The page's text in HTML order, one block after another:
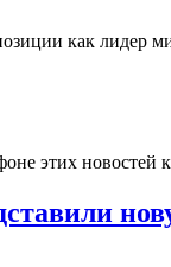
как лидер
этих новостей